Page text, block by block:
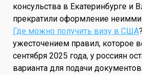
консульства в Екатеринбурге и
прекратили оформление
Где можно получить визу в США
ужесточением правил, которое
сентября 2025 года, у россиян
варианта для подачи